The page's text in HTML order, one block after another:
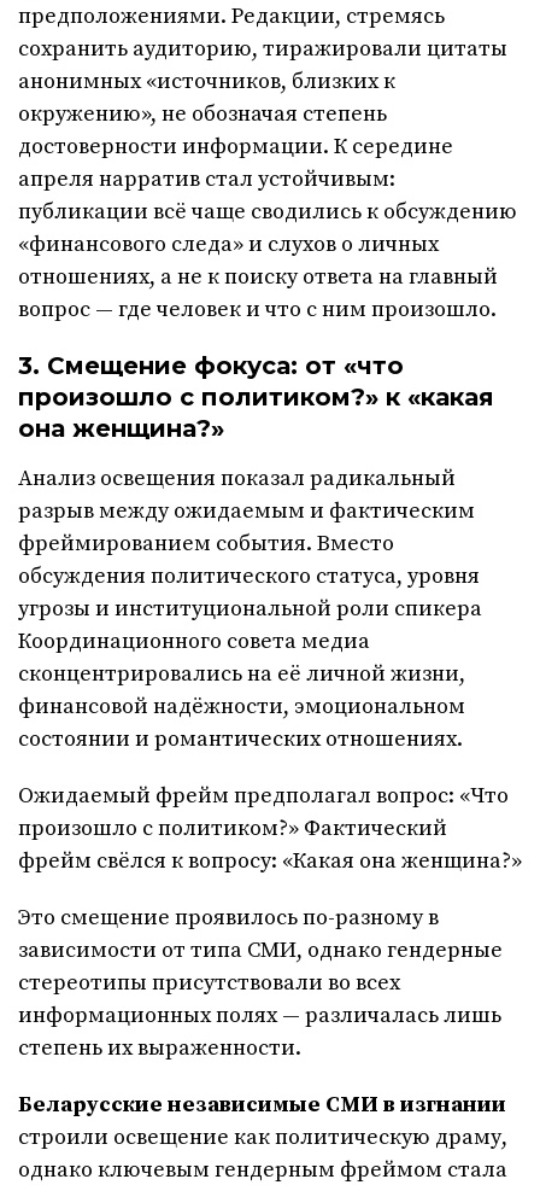
предположениями. Редакции, стремясь
сохранить аудиторию, тиражировали цитаты
анонимных «источников, близких к
окружению», не обозначая степень
достоверности информации. К середине
апреля нарратив стал устойчивым:
публикации всё чаще сводились к обсуждению
«финансового следа» и слухов о личных
отношениях, а не к поиску ответа на главный
вопрос — где человек и что с ним произошло.
3. Смещение фокуса: от «что
произошло с политиком?» к «какая
она женщина?»
Анализ освещения показал радикальный
разрыв между ожидаемым и фактическим
фреймированием события. Вместо
обсуждения политического статуса, уровня
угрозы и институциональной роли спикера
Координационного совета медиа
сконцентрировались на её личной жизни,
финансовой надёжности, эмоциональном
состоянии и романтических отношениях.
Ожидаемый фрейм предполагал вопрос: «Что
произошло с политиком?» Фактический
фрейм свёлся к вопросу: «Какая она женщина?»
Это смещение проявилось по-разному в
зависимости от типа СМИ, однако гендерные
стереотипы присутствовали во всех
информационных полях — различалась лишь
степень их выраженности.
Беларусские независимые СМИ в изгнании
строили освещение как политическую драму,
однако ключевым гендерным фреймом стала